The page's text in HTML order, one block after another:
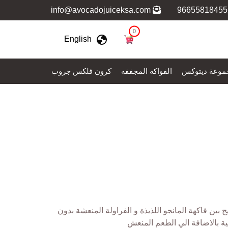
0
English
ديتوكس الفواكه المجففه كرون فلكس جروب
بين فاكهة المانجو اللذيذة و الفراولة المنعشة بدون
بالاضافة الي الطعم المنعش